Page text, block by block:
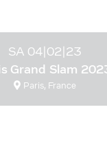
SA 04|02|23
Grand Slam
Paris, France